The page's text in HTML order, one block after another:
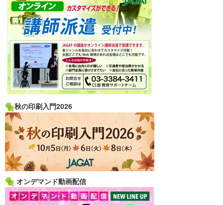
秋の印刷入門2026
オンデマンド動画配信